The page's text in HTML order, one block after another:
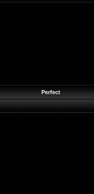
Perfect